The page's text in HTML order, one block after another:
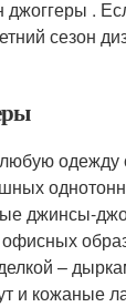
.
сезон
одежду
джинсы-
–
и кожаные